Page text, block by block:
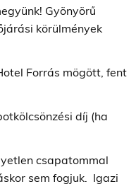
Gyönyörű
körülmények
Forrás mögött, fent
díj (ha
csapatommal
sem fogjuk. Igazi